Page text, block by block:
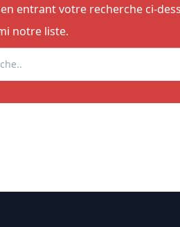
entrant votre recherche ci-
notre liste.